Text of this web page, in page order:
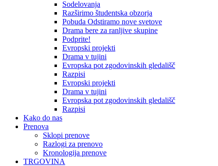
Sodelovanja
Razširimo študentska obzorja
Pobuda Odstiramo nove svetove
Drama bere za ranljive skupine
Podprite!
Evropski projekti
Drama v tujini
Evropska pot zgodovinskih gledališč
Razpisi
Evropski projekti
Drama v tujini
Evropska pot zgodovinskih gledališč
Razpisi
Kako do nas
Prenova
Sklopi prenove
Razlogi za prenovo
Kronologija prenove
TRGOVINA